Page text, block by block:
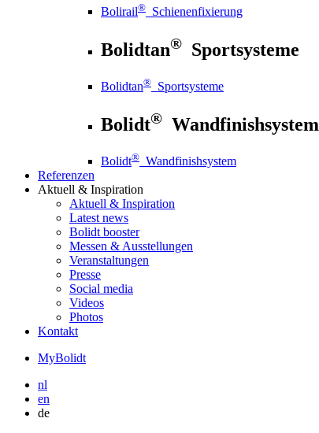
Bolirail® Schienenfixierung
Bolidtan® Sportsysteme
Bolidtan® Sportsysteme
Bolidt® Wandfinishsystem
Bolidt® Wandfinishsystem
Referenzen
Aktuell & Inspiration
Aktuell & Inspiration
Latest news
Bolidt booster
Messen & Ausstellungen
Veranstaltungen
Presse
Social media
Videos
Photos
Kontakt
MyBolidt
nl
en
de